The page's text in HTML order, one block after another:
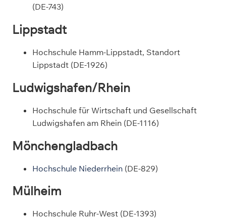
(DE-743)
Lippstadt
Hochschule Hamm-Lippstadt, Standort
Lippstadt (DE-1926)
Ludwigshafen/Rhein
Hochschule für Wirtschaft und Gesellschaft
Ludwigshafen am Rhein (DE-1116)
Mönchengladbach
Hochschule Niederrhein (DE-829)
Mülheim
Hochschule Ruhr-West (DE-1393)